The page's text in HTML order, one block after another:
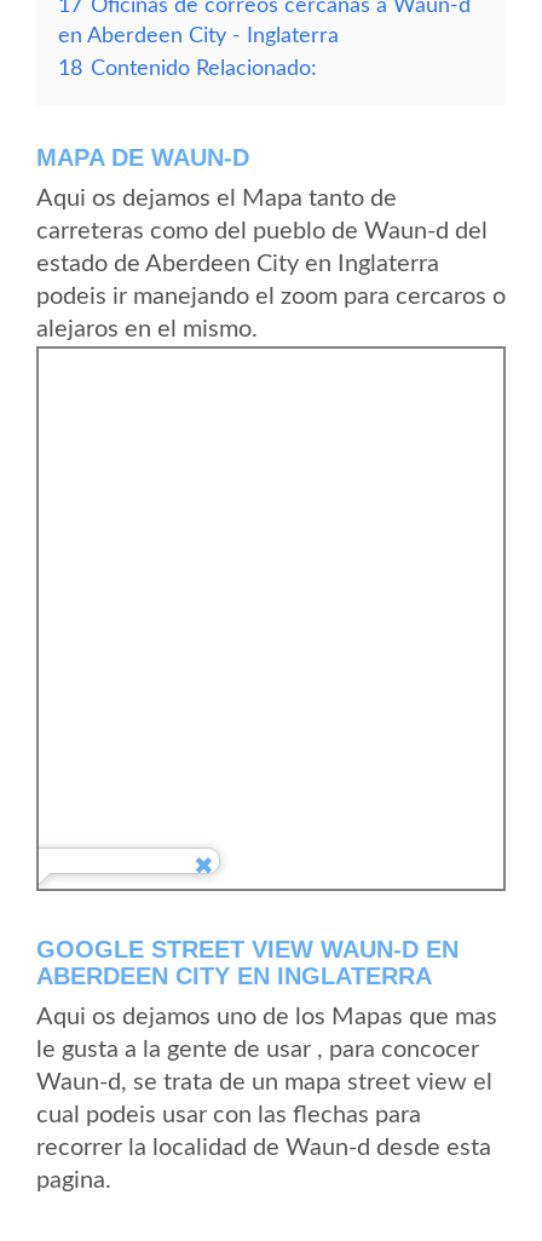
17 Oficinas de correos cercanas a Waun-d
en Aberdeen City - Inglaterra
18 Contenido Relacionado:
MAPA DE WAUN-D
Aqui os dejamos el Mapa tanto de
carreteras como del pueblo de Waun-d del
estado de Aberdeen City en Inglaterra
podeis ir manejando el zoom para cercaros o
alejaros en el mismo.
GOOGLE STREET VIEW WAUN-D EN
ABERDEEN CITY EN INGLATERRA
Aqui os dejamos uno de los Mapas que mas
le gusta a la gente de usar , para concocer
Waun-d, se trata de un mapa street view el
cual podeis usar con las flechas para
recorrer la localidad de Waun-d desde esta
pagina.